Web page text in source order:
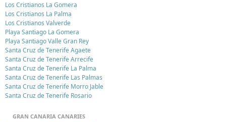
Los Cristianos La Gomera
Los Cristianos La Palma
Los Cristianos Valverde
Playa Santiago La Gomera
Playa Santiago Valle Gran Rey
Santa Cruz de Tenerife Agaete
Santa Cruz de Tenerife Arrecife
Santa Cruz de Tenerife La Palma
Santa Cruz de Tenerife Las Palmas
Santa Cruz de Tenerife Morro Jable
Santa Cruz de Tenerife Rosario
GRAN CANARIA CANARIES